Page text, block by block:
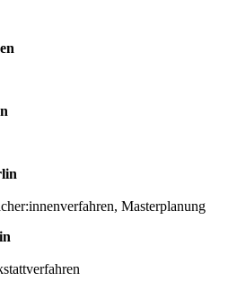
Masterplanung